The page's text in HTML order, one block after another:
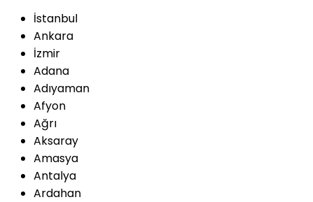
İstanbul
Ankara
İzmir
Adana
Adıyaman
Afyon
Ağrı
Aksaray
Amasya
Antalya
Ardahan